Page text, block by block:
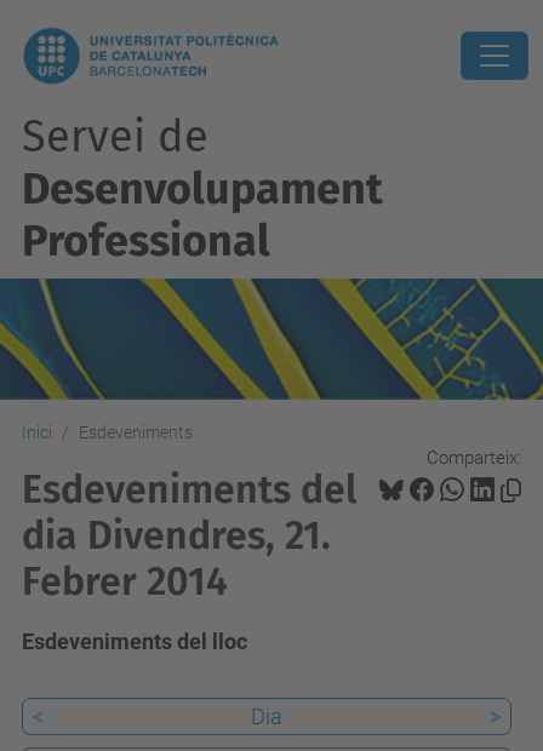
Servei de
Desenvolupament
Professional
Inici Esdeveniments
Comparteix:
Esdeveniments del
dia Divendres, 21.
Febrer 2014
Esdeveniments del lloc
< Dia
>